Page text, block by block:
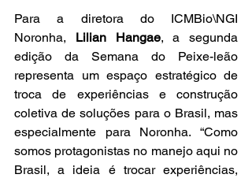
Para a diretora do ICMBio\NGI
Noronha, Lilian Hangae, a segunda
edição da Semana do Peixe-leão
representa um espaço estratégico de
troca de experiências e construção
coletiva de soluções para o Brasil, mas
especialmente para Noronha. “Como
somos protagonistas no manejo aqui no
Brasil, a ideia é trocar experiências,